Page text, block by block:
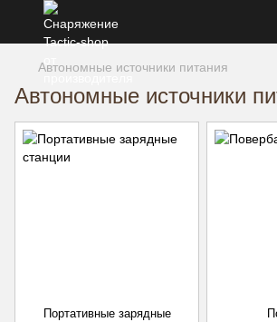
Автономные источники питания
Автономные источники
Портативные зарядные